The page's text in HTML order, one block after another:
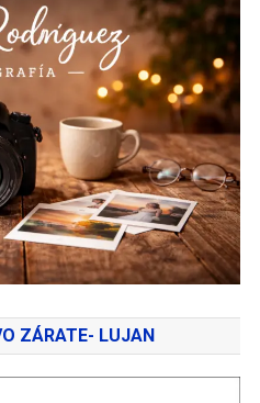
ZÁRATE- LUJAN